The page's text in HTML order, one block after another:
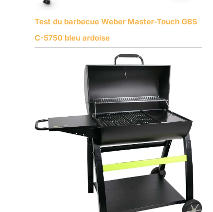
Test du barbecue Weber Master-Touch GBS
C-5750 bleu ardoise